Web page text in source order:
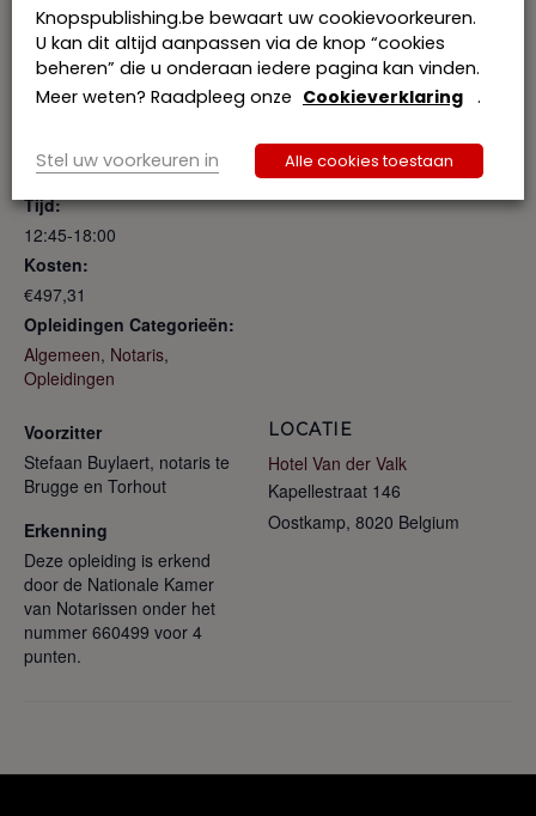
GEGEVENS
25 maart 2026
Tijd:
12:45-18:00
Kosten:
€497,31
Opleidingen Categorieën:
Algemeen, Notaris,
Opleidingen
LOCATIE
Hotel Van der Valk
Kapellestraat 146
Oostkamp, 8020 Belgium
SPREKER
Dries Torreele
Voorzitter
Stefaan Buylaert, notaris te
Brugge en Torhout
Erkenning
Deze opleiding is erkend
door de Nationale Kamer
van Notarissen onder het
nummer 660499 voor 4
punten.
Knopspublishing.be bewaart uw cookievoorkeuren.
U kan dit altijd aanpassen via de knop “cookies
beheren” die u onderaan iedere pagina kan vinden.
Meer weten? Raadpleeg onze Cookieverklaring .
Stel uw voorkeuren in Alle cookies toestaan